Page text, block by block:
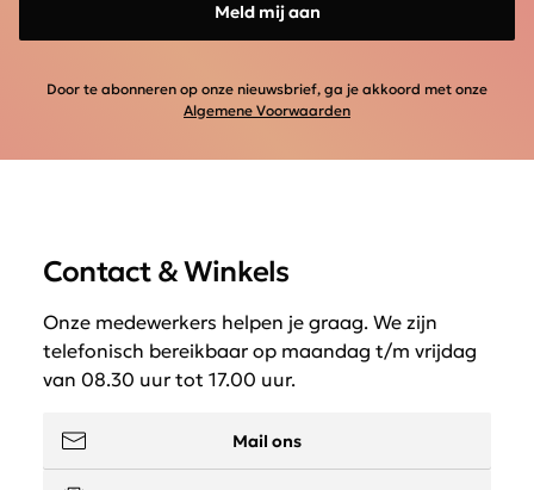
Meld mij aan
Door te abonneren op onze nieuwsbrief, ga je akkoord met onze
Algemene Voorwaarden
Contact & Winkels
Onze medewerkers helpen je graag. We zijn
telefonisch bereikbaar op maandag t/m vrijdag
van 08.30 uur tot 17.00 uur.
Mail ons